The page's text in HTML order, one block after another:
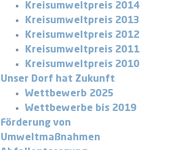
Kreisumweltpreis 2014
Kreisumweltpreis 2013
Kreisumweltpreis 2012
Kreisumweltpreis 2011
Kreisumweltpreis 2010
Unser Dorf hat Zukunft
Wettbewerb 2025
Wettbewerbe bis 2019
Förderung von
Umweltmaßnahmen